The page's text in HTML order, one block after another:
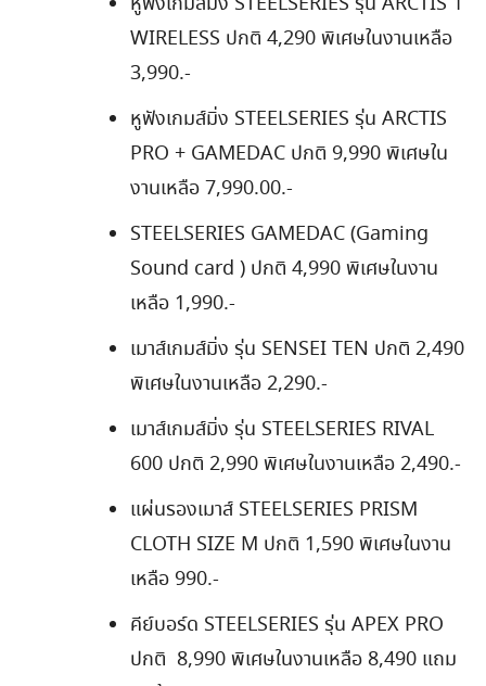
WIRELESS ปกติ 4,290 พิเศษในงานเหลือ
3,990.-
หูฟังเกมส์มิ่ง STEELSERIES รุ่น ARCTIS
PRO + GAMEDAC ปกติ 9,990 พิเศษใน
งานเหลือ 7,990.00.-
STEELSERIES GAMEDAC (Gaming
Sound card ) ปกติ 4,990 พิเศษในงาน
เหลือ 1,990.-
เมาส์เกมส์มิ่ง รุ่น SENSEI TEN ปกติ 2,490
พิเศษในงานเหลือ 2,290.-
เมาส์เกมส์มิ่ง รุ่น STEELSERIES RIVAL
600 ปกติ 2,990 พิเศษในงานเหลือ 2,490.-
แผ่นรองเมาส์ STEELSERIES PRISM
CLOTH SIZE M ปกติ 1,590 พิเศษในงาน
เหลือ 990.-
คีย์บอร์ด STEELSERIES รุ่น APEX PRO
ปกติ 8,990 พิเศษในงานเหลือ 8,490 แถม